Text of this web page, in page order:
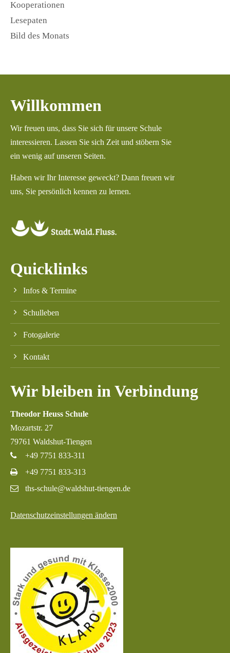
Kooperationen
Lesepaten
Bild des Monats
Willkommen
Wir freuen uns, dass Sie sich für unsere Schule
interessieren. Lassen Sie sich Zeit und stöbern Sie
ein wenig auf unseren Seiten.
Haben wir Ihr Interesse geweckt? Dann freuen wir
uns, Sie persönlich kennen zu lernen.
Quicklinks
Infos & Termine
Schulleben
Fotogalerie
Kontakt
Wir bleiben in Verbindung
Theodor Heuss Schule
Mozartstr. 27
79761 Waldshut-Tiengen
+49 7751 833-311
+49 7751 833-313
ths-schule@waldshut-tiengen.de
Datenschutzeinstellungen ändern